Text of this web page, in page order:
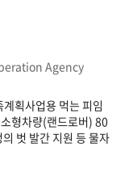
영상 기록물
Agency
획사업용 먹는 피임
형차량(랜드로버) 80
벗 발간 지원 등 물자